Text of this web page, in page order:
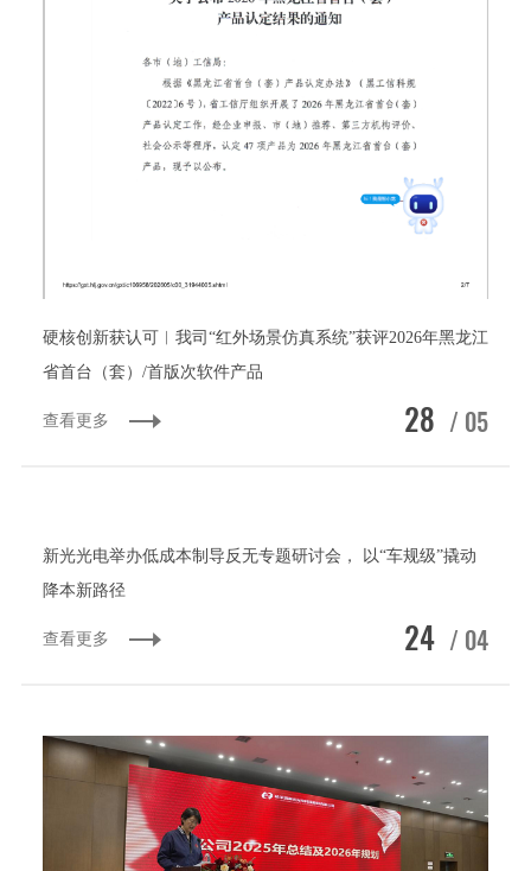
硬核创新获认可︱我司“红外场景仿真系统”获评2026年黑龙江
省首台（套）/首版次软件产品
查看更多 28 / 05
新光光电举办低成本制导反无专题研讨会， 以“车规级”撬动
降本新路径
查看更多 24 / 04